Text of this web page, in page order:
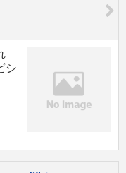
シ